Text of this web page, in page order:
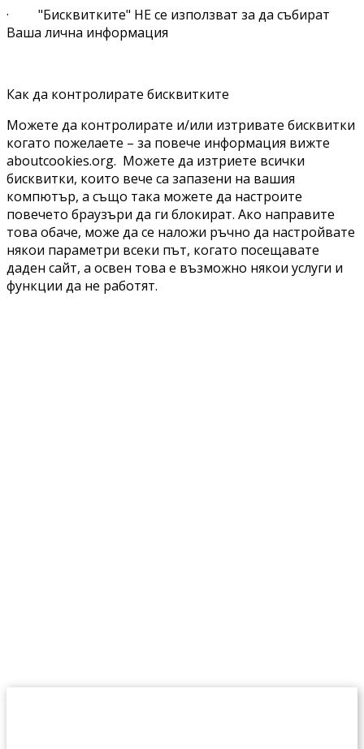
· "Бисквитките" НЕ се използват за да събират
Ваша лична информация
Как да контролирате бисквитките
Можете да контролирате и/или изтривате бисквитки
когато пожелаете – за повече информация вижте
aboutcookies.org. Можете да изтриете всички
бисквитки, които вече са запазени на вашия
компютър, а също така можете да настроите
повечето браузъри да ги блокират. Ако направите
това обаче, може да се наложи ръчно да настройвате
някои параметри всеки път, когато посещавате
даден сайт, а освен това е възможно някои услуги и
функции да не работят.